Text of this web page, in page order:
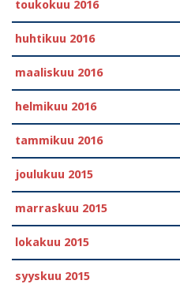
toukokuu 2016
huhtikuu 2016
maaliskuu 2016
helmikuu 2016
tammikuu 2016
joulukuu 2015
marraskuu 2015
lokakuu 2015
syyskuu 2015